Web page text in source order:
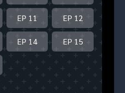
EP 11 EP 12
EP 14 EP 15